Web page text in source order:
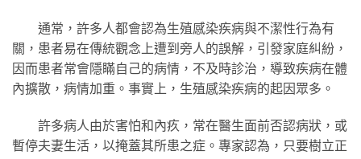
通常，許多人都會認為生殖感染疾病與不潔性行為有
關，患者易在傳統觀念上遭到旁人的誤解，引發家庭糾紛，
因而患者常會隱瞞自己的病情，不及時診治，導致疾病在體
內擴散，病情加重。事實上，生殖感染疾病的起因眾多。
許多病人由於害怕和內疚，常在醫生面前否認病狀，或
暫停夫妻生活，以掩蓋其所患之症。專家認為，只要樹立正